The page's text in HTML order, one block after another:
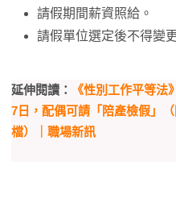
請假期間薪資照給。
請假單位選定後不得變
延伸閱讀：
《性別工作平等
7日，配偶可請「陪產檢假」
檔）｜職場新訊